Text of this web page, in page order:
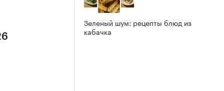
Зеленый шум: рецепты блюд из
кабачка